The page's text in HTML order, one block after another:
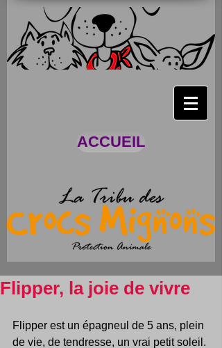
ACCUEIL
Flipper, la joie de vivre
Flipper est un épagneul de 5 ans, plein
de vie, de tendresse, un vrai petit soleil.